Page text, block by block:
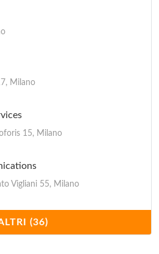
Milano
15, Milano
Vigliani 55, Milano
Beroldo
(36)